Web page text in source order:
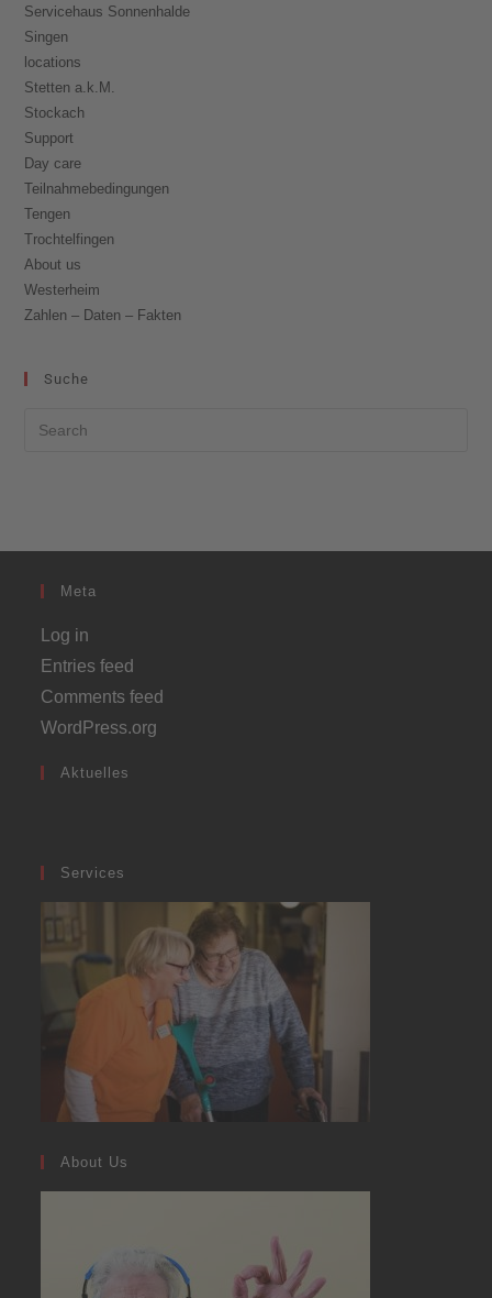
Servicehaus Sonnenhalde
Singen
locations
Stetten a.k.M.
Stockach
Support
Day care
Teilnahmebedingungen
Tengen
Trochtelfingen
About us
Westerheim
Zahlen – Daten – Fakten
Suche
Meta
Log in
Entries feed
Comments feed
WordPress.org
Aktuelles
Services
About Us